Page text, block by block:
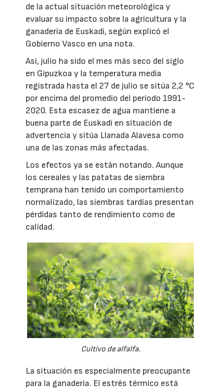
de la actual situación meteorológica y
evaluar su impacto sobre la agricultura y la
ganadería de Euskadi, según explicó el
Gobierno Vasco en una nota.
Así, julio ha sido el mes más seco del siglo
en Gipuzkoa y la temperatura media
registrada hasta el 27 de julio se sitúa 2,2 °C
por encima del promedio del periodo 1991-
2020. Esta escasez de agua mantiene a
buena parte de Euskadi en situación de
advertencia y sitúa Llanada Alavesa como
una de las zonas más afectadas.
Los efectos ya se están notando. Aunque
los cereales y las patatas de siembra
temprana han tenido un comportamiento
normalizado, las siembras tardías presentan
pérdidas tanto de rendimiento como de
calidad.
Cultivo de alfalfa.
La situación es especialmente preocupante
para la ganadería. El estrés térmico está